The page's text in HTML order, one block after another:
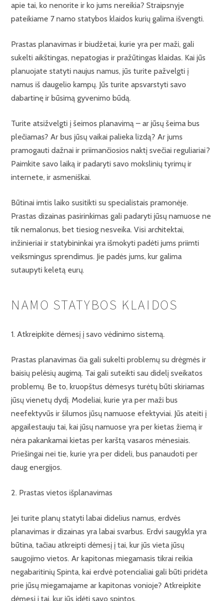
apie tai, ko nenorite ir ko jums nereikia? Straipsnyje
pateikiame 7 namo statybos klaidos kurių galima išvengti.
Prastas planavimas ir biudžetai, kurie yra per maži, gali
sukelti aikštingas, nepatogias ir pražūtingas klaidas. Kai jūs
planuojate statyti naujus namus, jūs turite pažvelgti į
namus iš daugelio kampų. Jūs turite apsvarstyti savo
dabartinę ir būsimą gyvenimo būdą.
Turite atsižvelgti į šeimos planavimą – ar jūsų šeima bus
plečiamas? Ar bus jūsų vaikai palieka lizdą? Ar jums
pramogauti dažnai ir priimančiosios naktį svečiai reguliariai?
Paimkite savo laiką ir padaryti savo mokslinių tyrimų ir
internete, ir asmeniškai.
Būtinai imtis laiko susitikti su specialistais pramonėje.
Prastas dizainas pasirinkimas gali padaryti jūsų namuose ne
tik nemalonus, bet tiesiog nesveika. Visi architektai,
inžinieriai ir statybininkai yra išmokyti padėti jums priimti
veiksmingus sprendimus. Jie padės jums, kur galima
sutaupyti keletą eurų.
NAMO STATYBOS KLAIDOS
1. Atkreipkite dėmesį į savo vėdinimo sistemą.
Prastas planavimas čia gali sukelti problemų su drėgmės ir
baisių pelėsių augimą. Tai gali suteikti sau didelį sveikatos
problemų. Be to, kruopštus dėmesys turėtų būti skiriamas
jūsų vienetų dydį. Modeliai, kurie yra per maži bus
neefektyvūs ir šilumos jūsų namuose efektyviai. Jūs ateiti į
apgailestauju tai, kai jūsų namuose yra per kietas žiemą ir
nėra pakankamai kietas per karštą vasaros mėnesiais.
Priešingai nei tie, kurie yra per dideli, bus panaudoti per
daug energijos.
2. Prastas vietos išplanavimas
Jei turite planų statyti labai didelius namus, erdvės
planavimas ir dizainas yra labai svarbus. Erdvi saugykla yra
būtina, tačiau atkreipti dėmesį į tai, kur jūs vieta jūsų
saugojimo vietos. Ar kapitonas miegamasis tikrai reikia
negabaritinių Spinta, kai erdvė potencialiai gali būti pridėta
prie jūsų miegamajame ar kapitonas vonioje? Atkreipkite
dėmesį į tai, kur jūs įdėti savo spintos.